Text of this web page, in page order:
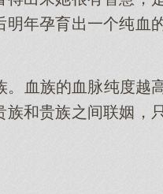
年孕育出一个纯血
血族的血脉纯度越
和贵族之间联姻，